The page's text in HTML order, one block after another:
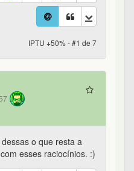
IPTU +50% - #1 de 7
o que resta a
esses raciocínios. :)